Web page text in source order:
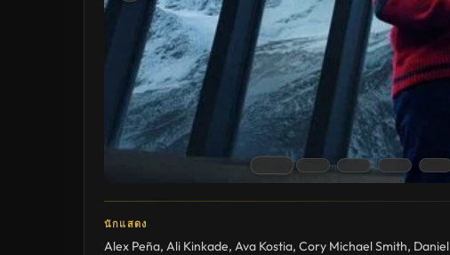
นักแสดง
Alex Peña, Ali Kinkade, Ava Kostia, Cory Michael Smith, Daniel